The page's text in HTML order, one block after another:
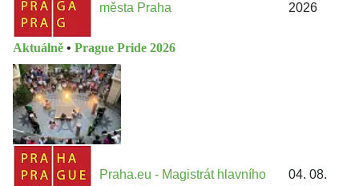
města Praha
2026
Aktuálně • Prague Pride 2026
Praha.eu - Magistrát hlavního
04. 08.